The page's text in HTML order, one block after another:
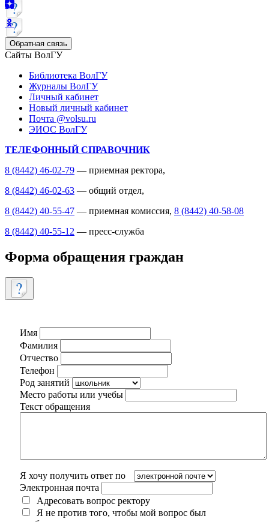
Обратная связь
Сайты ВолГУ
Библиотека ВолГУ
Журналы ВолГУ
Личный кабинет
Новый личный кабинет
Почта @volsu.ru
ЭИОС ВолГУ
ТЕЛЕФОННЫЙ СПРАВОЧНИК
8 (8442) 46-02-79 — приемная ректора,
8 (8442) 46-02-63 — общий отдел,
8 (8442) 40-55-47 — приемная комиссия, 8 (8442) 40-58-08
8 (8442) 40-55-12 — пресс-служба
Форма обращения граждан
Имя
Фамилия
Отчество
Телефон
Род занятий
Место работы или учебы
Текст обращения
Я хочу получить ответ по
Электронная почта
Адресовать вопрос ректору
Я не против того, чтобы мой вопрос был